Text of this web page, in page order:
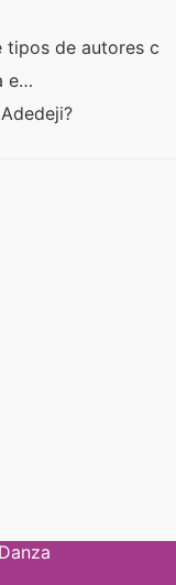
tipos de autores c
e…
Danza